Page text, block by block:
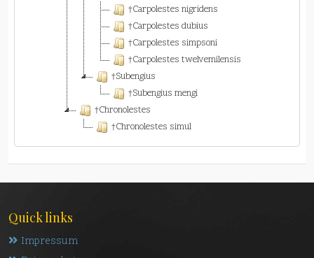
†Carpolestes nigridens
†Carpolestes dubius
†Carpolestes simpsoni
†Carpolestes twelvemilensis
†Subengius
†Subengius mengi
†Chronolestes
†Chronolestes simul
Quick links
Impressum